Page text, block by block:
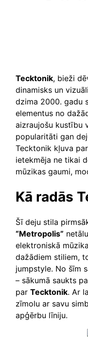
Tecktonik, bieži
dinamisks un
dzima 2000. gadu
elementus no
aizraujošu kustību
popularitāti gan
Tecktonik kļuva
ietekmēja ne tikai
mūzikas gaumi,
Kā radās
Šī deju stila
“Metropolis”
elektroniskā
dažādiem stiliem,
jumpstyle. No šīm
– sākumā saukts
par Tecktonik. Ar
zīmolu ar savu
apģērbu līniju.